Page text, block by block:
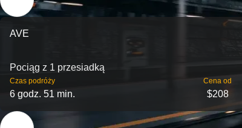
AVE
Pociąg z 1 przesiadką
Czas podróży
6 godz. 51 min.
Cena od
$208